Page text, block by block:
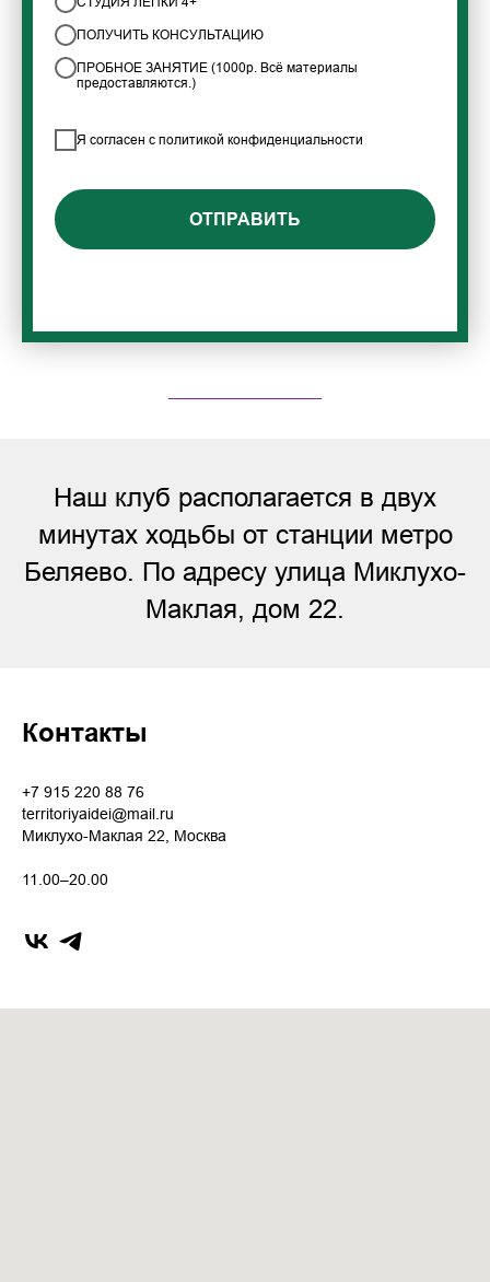
ПОЛУЧИТЬ КОНСУЛЬТАЦИЮ
ПРОБНОЕ ЗАНЯТИЕ (1000р. Всё материалы
предоставляются.)
Я согласен с политикой конфиденциальности
ОТПРАВИТЬ
Наш клуб располагается в двух
минутах ходьбы от станции метро
Беляево. По адресу улица Миклухо-
Маклая, дом 22.
Контакты
+7 915 220 88 76
territoriyaidei@mail.ru
Миклухо-Маклая 22, Москва
11.00–20.00